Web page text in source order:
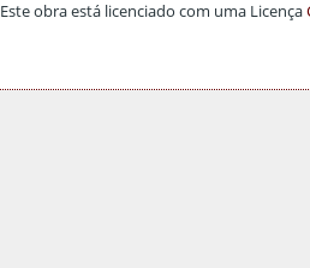
Este obra está licenciado com uma Licença